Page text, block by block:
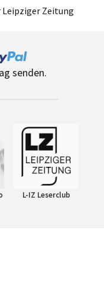
Zeitung
senden.
L-IZ Leserclub